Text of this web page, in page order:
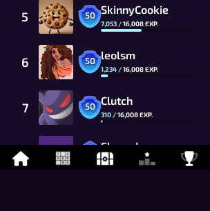
5 50 SkinnyCookie
7,053 /16,008EXP.
6 50 leolsm
1,234 /16,008EXP.
7 50 Clutch
310 /16,008EXP.
8 Flawed
13,325 14,553EXP.